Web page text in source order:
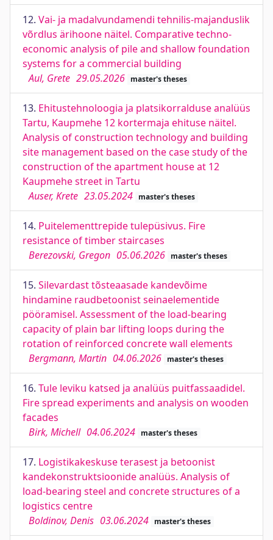
12. Vai- ja madalvundamendi tehnilis-majanduslik
võrdlus ärihoone näitel. Comparative techno-
economic analysis of pile and shallow foundation
systems for a commercial building
Aul, Grete 29.05.2026 master's theses
13. Ehitustehnoloogia ja platsikorralduse analüüs
Tartu, Kaupmehe 12 kortermaja ehituse näitel.
Analysis of construction technology and building
site management based on the case study of the
construction of the apartment house at 12
Kaupmehe street in Tartu
Auser, Krete 23.05.2024 master's theses
14. Puitelementtrepide tulepüsivus. Fire
resistance of timber staircases
Berezovski, Gregon 05.06.2026 master's theses
15. Silevardast tõsteaasade kandevõime
hindamine raudbetoonist seinaelementide
pööramisel. Assessment of the load-bearing
capacity of plain bar lifting loops during the
rotation of reinforced concrete wall elements
Bergmann, Martin 04.06.2026 master's theses
16. Tule leviku katsed ja analüüs puitfassaadidel.
Fire spread experiments and analysis on wooden
facades
Birk, Michell 04.06.2024 master's theses
17. Logistikakeskuse terasest ja betoonist
kandekonstruktsioonide analüüs. Analysis of
load-bearing steel and concrete structures of a
logistics centre
Boldinov, Denis 03.06.2024 master's theses